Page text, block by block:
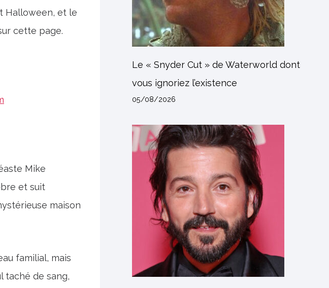
Halloween, et le
cette page.
Mike
et suit
maison
familial, mais
taché de sang,
Le « Snyder Cut » de Waterworld dont
vous ignoriez l’existence
05/08/2026